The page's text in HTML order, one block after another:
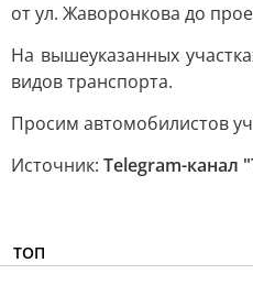
от ул. Жаворонкова до
На вышеуказанных
видов транспорта.
Просим автомобилистов
Источник: Telegram-канал
ТОП